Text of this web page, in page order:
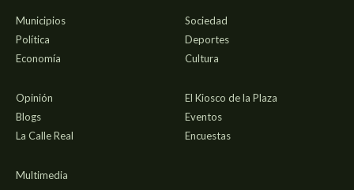
Municipios
Política
Economía
Sociedad
Deportes
Cultura
Opinión
Blogs
La Calle Real
El Kiosco de la Plaza
Eventos
Encuestas
Multimedia